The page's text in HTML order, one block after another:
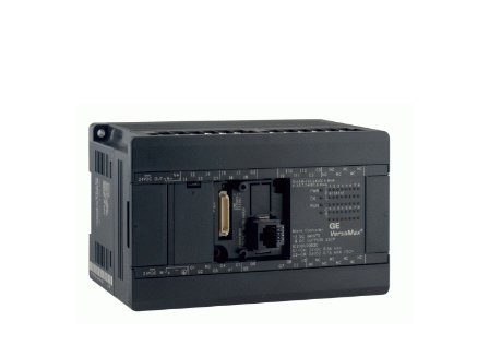
Numune Alma Cihazları
Online Sistemleri
Validasyon Sistemleri